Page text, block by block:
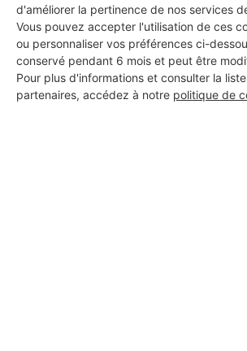
d'améliorer la pertinence de nos services
Vous pouvez accepter l'utilisation de ces
ou personnaliser vos préférences ci-
conservé pendant 6 mois et peut être
Pour plus d'informations et consulter la
partenaires, accédez à notre politique de
JEAN FRANCOIS
Olivet